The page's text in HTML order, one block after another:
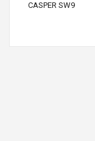
CASPER SW9